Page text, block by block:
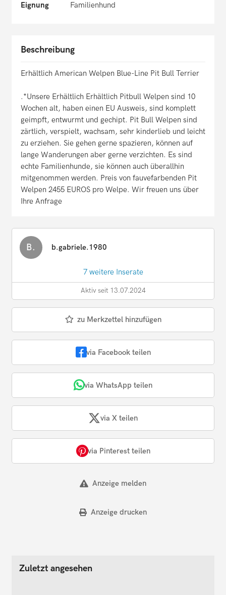
Eignung
Familienhund
Beschreibung
Erhältlich American Welpen Blue-Line Pit Bull Terrier
.*Unsere Erhältlich Erhältlich Pitbull Welpen sind 10
Wochen alt, haben einen EU Ausweis, sind komplett
geimpft, entwurmt und gechipt. Pit Bull Welpen sind
zärtlich, verspielt, wachsam, sehr kinderlieb und leicht
zu erziehen. Sie gehen gerne spazieren, können auf
lange Wanderungen aber gerne verzichten. Es sind
echte Familienhunde, sie können auch überallhin
mitgenommen werden. Preis von fauvefarbenden Pit
Welpen 2455 EUROS pro Welpe. Wir freuen uns über
Ihre Anfrage
B. b.gabriele.1980
7 weitere Inserate
Aktiv seit 13.07.2024
zu Merkzettel hinzufügen
via Facebook teilen
via WhatsApp teilen
via X teilen
via Pinterest teilen
Anzeige melden
Anzeige drucken
Zuletzt angesehen